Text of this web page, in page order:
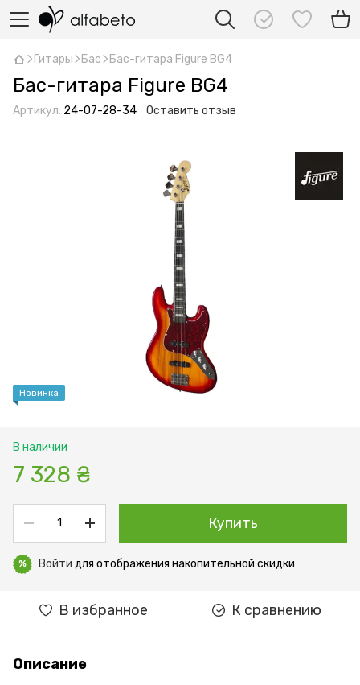
Гитары Бас Бас-гитара Figure BG4
Бас-гитара Figure BG4
Артикул: 24-07-28-34 Оставить отзыв
Новинка
В наличии
7 328 ₴
Купить
% Войти для отображения накопительной скидки
В избранное К сравнению
Описание